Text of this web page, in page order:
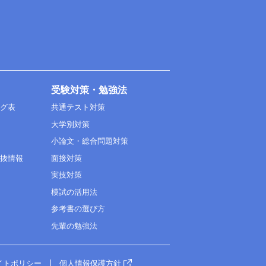
表
情報
受験対策・勉強法
共通テスト対策
大学別対策
小論文・総合問題対策
面接対策
実技対策
模試の活用法
参考書の選び方
先輩の勉強法
トポリシー 個人情報保護方針